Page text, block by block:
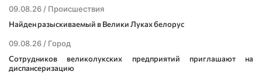
09.08.26 / Происшествия
Найден разыскиваемый в Велики Луках белорус
09.08.26 / Город
Сотрудников великолукских предприятий приглашают на
диспансеризацию